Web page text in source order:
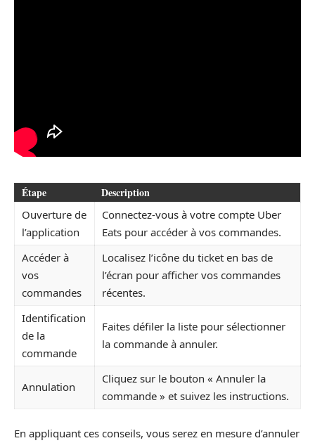
Étape Description
Ouverture de
l’application
Connectez-vous à votre compte Uber
Eats pour accéder à vos commandes.
Accéder à
vos
commandes
Localisez l’icône du ticket en bas de
l’écran pour afficher vos commandes
récentes.
Identification
de la
commande
Faites défiler la liste pour sélectionner
la commande à annuler.
Annulation
Cliquez sur le bouton « Annuler la
commande » et suivez les instructions.
En appliquant ces conseils, vous serez en mesure d’annuler